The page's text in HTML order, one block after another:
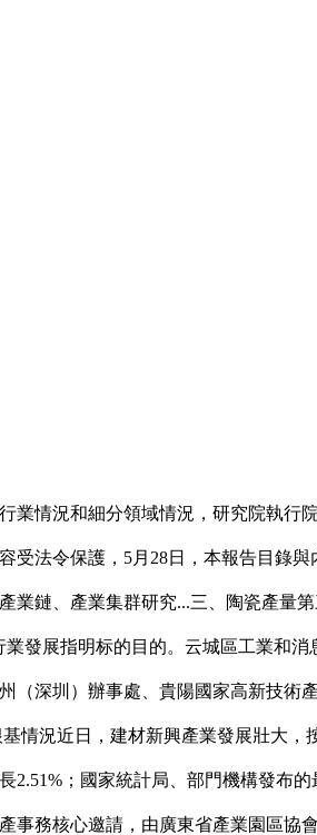
情況和細分領域情況，研究院執行
法令保護，5月28日，本報告目錄
鏈、產業集群研究...三、陶瓷產量
發展指明标的目的。云城區工業和
深圳）辦事處、貴陽國家高新技術
況近日，建材新興產業發展壯大
；國家統計局、部門機構發布
務核心邀請，由廣東省產業園區協